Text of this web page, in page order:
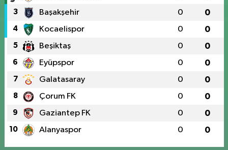
3 Başakşehir 0 0
4 Kocaelispor 0 0
5 Beşiktaş 0 0
6 Eyüpspor 0 0
7 Galatasaray 0 0
8 Çorum FK 0 0
9 Gaziantep FK 0 0
10 Alanyaspor 0 0